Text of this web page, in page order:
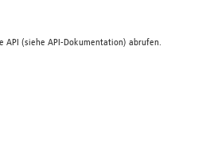
API (siehe API-Dokumentation) abrufen.